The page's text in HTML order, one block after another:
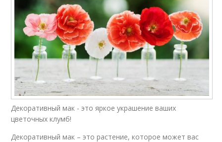
Декоративный мак - это яркое украшение ваших
цветочных клумб!
Декоративный мак – это растение, которое может вас